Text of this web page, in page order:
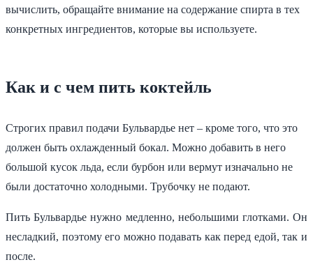
вычислить, обращайте внимание на содержание спирта в тех
конкретных ингредиентов, которые вы используете.
Как и с чем пить коктейль
Строгих правил подачи Бульвардье нет – кроме того, что это
должен быть охлажденный бокал. Можно добавить в него
большой кусок льда, если бурбон или вермут изначально не
были достаточно холодными. Трубочку не подают.
Пить Бульвардье нужно медленно, небольшими глотками. Он
несладкий, поэтому его можно подавать как перед едой, так и
после.